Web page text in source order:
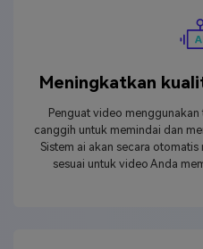
Meningkatkan
Penguat video
canggih untuk memindai dan
Sistem ai akan secara
sesuai untuk video Anda